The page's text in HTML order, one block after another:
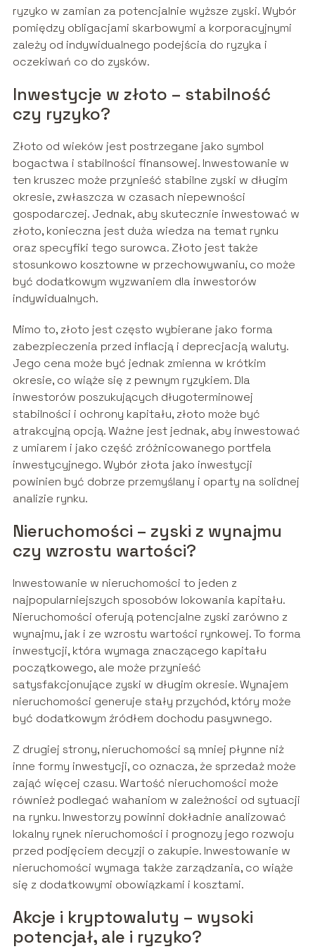
ryzyko w zamian za potencjalnie wyższe zyski. Wybór
pomiędzy obligacjami skarbowymi a korporacyjnymi
zależy od indywidualnego podejścia do ryzyka i
oczekiwań co do zysków.
Inwestycje w złoto – stabilność
czy ryzyko?
Złoto od wieków jest postrzegane jako symbol
bogactwa i stabilności finansowej. Inwestowanie w
ten kruszec może przynieść stabilne zyski w długim
okresie, zwłaszcza w czasach niepewności
gospodarczej. Jednak, aby skutecznie inwestować w
złoto, konieczna jest duża wiedza na temat rynku
oraz specyfiki tego surowca. Złoto jest także
stosunkowo kosztowne w przechowywaniu, co może
być dodatkowym wyzwaniem dla inwestorów
indywidualnych.
Mimo to, złoto jest często wybierane jako forma
zabezpieczenia przed inflacją i deprecjacją waluty.
Jego cena może być jednak zmienna w krótkim
okresie, co wiąże się z pewnym ryzykiem. Dla
inwestorów poszukujących długoterminowej
stabilności i ochrony kapitału, złoto może być
atrakcyjną opcją. Ważne jest jednak, aby inwestować
z umiarem i jako część zróżnicowanego portfela
inwestycyjnego. Wybór złota jako inwestycji
powinien być dobrze przemyślany i oparty na solidnej
analizie rynku.
Nieruchomości – zyski z wynajmu
czy wzrostu wartości?
Inwestowanie w nieruchomości to jeden z
najpopularniejszych sposobów lokowania kapitału.
Nieruchomości oferują potencjalne zyski zarówno z
wynajmu, jak i ze wzrostu wartości rynkowej. To forma
inwestycji, która wymaga znaczącego kapitału
początkowego, ale może przynieść
satysfakcjonujące zyski w długim okresie. Wynajem
nieruchomości generuje stały przychód, który może
być dodatkowym źródłem dochodu pasywnego.
Z drugiej strony, nieruchomości są mniej płynne niż
inne formy inwestycji, co oznacza, że sprzedaż może
zająć więcej czasu. Wartość nieruchomości może
również podlegać wahaniom w zależności od sytuacji
na rynku. Inwestorzy powinni dokładnie analizować
lokalny rynek nieruchomości i prognozy jego rozwoju
przed podjęciem decyzji o zakupie. Inwestowanie w
nieruchomości wymaga także zarządzania, co wiąże
się z dodatkowymi obowiązkami i kosztami.
Akcje i kryptowaluty – wysoki
potencjał, ale i ryzyko?